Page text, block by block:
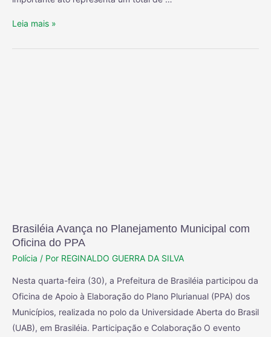
Leia mais »
Brasiléia Avança no Planejamento Municipal com
Oficina do PPA
Polícia / Por REGINALDO GUERRA DA SILVA
Nesta quarta-feira (30), a Prefeitura de Brasiléia participou da
Oficina de Apoio à Elaboração do Plano Plurianual (PPA) dos
Municípios, realizada no polo da Universidade Aberta do Brasil
(UAB), em Brasiléia. Participação e Colaboração O evento